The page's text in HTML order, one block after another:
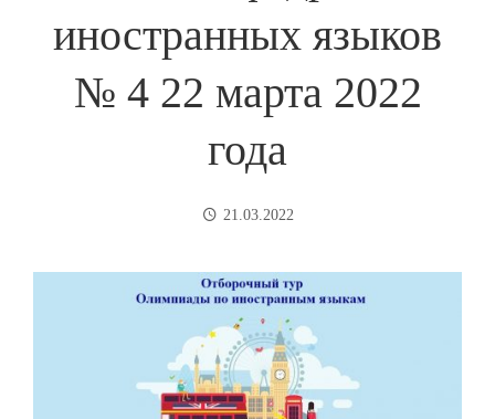
иностранных языков
№ 4 22 марта 2022
года
21.03.2022